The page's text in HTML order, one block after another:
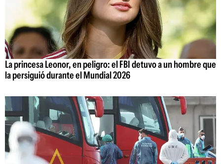
La princesa Leonor, en peligro: el FBI detuvo a un hombre que
la persiguió durante el Mundial 2026